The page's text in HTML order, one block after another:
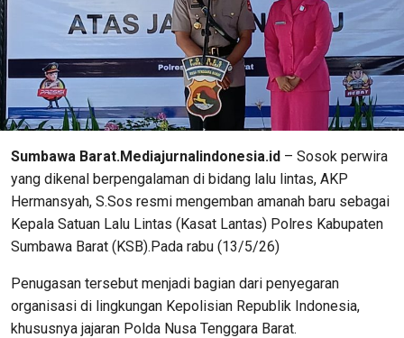
Sumbawa Barat.Mediajurnalindonesia.id – Sosok perwira
yang dikenal berpengalaman di bidang lalu lintas, AKP
Hermansyah, S.Sos resmi mengemban amanah baru sebagai
Kepala Satuan Lalu Lintas (Kasat Lantas) Polres Kabupaten
Sumbawa Barat (KSB).Pada rabu (13/5/26)
Penugasan tersebut menjadi bagian dari penyegaran
organisasi di lingkungan Kepolisian Republik Indonesia,
khususnya jajaran Polda Nusa Tenggara Barat.